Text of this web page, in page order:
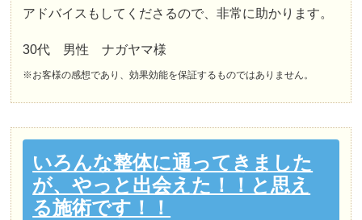
アドバイスもしてくださるので、非常に助かります。
30代 男性 ナガヤマ様
※お客様の感想であり、効果効能を保証するものではありません。
いろんな整体に通ってきました
が、やっと出会えた！！と思え
る施術です！！